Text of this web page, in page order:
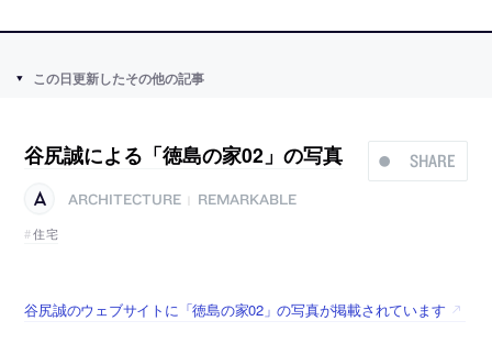
この日更新したその他の記事
SHARE
谷尻誠による「徳島の家02」の写真
ARCHITECTURE
REMARKABLE
住宅
谷尻誠のウェブサイトに「徳島の家02」の写真が掲載されています